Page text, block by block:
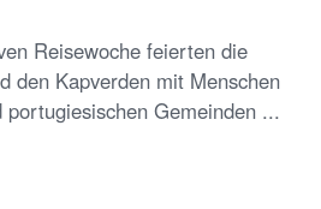
Reisewoche feierten die
den Kapverden mit Menschen
Gemeinden ...